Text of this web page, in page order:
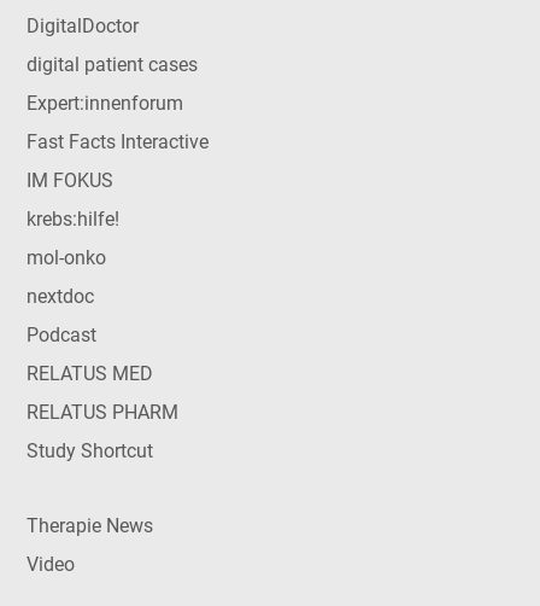
DigitalDoctor
digital patient cases
Expert:innenforum
Fast Facts Interactive
IM FOKUS
krebs:hilfe!
mol-onko
nextdoc
Podcast
RELATUS MED
RELATUS PHARM
Study Shortcut
Therapie News
Video